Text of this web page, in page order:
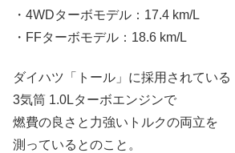
・4WDターボモデル：17.4 km/L
・FFターボモデル：18.6 km/L
ダイハツ「トール」に採用されている
3気筒 1.0Lターボエンジンで
燃費の良さと力強いトルクの両立を
測っているとのこと。